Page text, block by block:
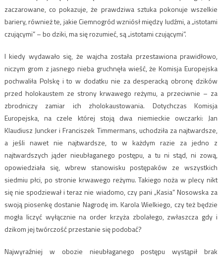
zaczarowane, co pokazuje, że prawdziwa sztuka pokonuje wszelkie
bariery, również te, jakie Ciemnogród wzniósł między ludźmi, a „istotami
czującymi” – bo dziki, ma się rozumieć, są „istotami czującymi”.
I kiedy wydawało się, że wajcha została przestawiona prawidłowo,
niczym grom z jasnego nieba gruchnęła wieść, że Komisja Europejska
pochwaliła Polskę i to w dodatku nie za desperacką obronę dzików
przed holokaustem ze strony krwawego reżymu, a przeciwnie – za
zbrodniczy zamiar ich zholokaustowania. Dotychczas Komisja
Europejska, na czele której stoją dwa niemieckie owczarki: Jan
Klaudiusz Juncker i Franciszek Timmermans, uchodziła za najtwardsze,
a jeśli nawet nie najtwardsze, to w każdym razie za jedno z
najtwardszych jąder nieubłaganego postępu, a tu ni stąd, ni zową,
opowiedziała się, wbrew stanowisku postępaków ze wszystkich
siedmiu płci, po stronie krwawego reżymu. Takiego noża w plecy nikt
się nie spodziewał i teraz nie wiadomo, czy pani „Kasia” Nosowska za
swoją piosenkę dostanie Nagrodę im. Karola Wielkiego, czy też będzie
mogła liczyć wyłącznie na order krzyża zbolałego, zwłaszcza gdy i
dzikom jej twórczość przestanie się podobać?
Najwyraźniej w obozie nieubłaganego postępu wystąpił brak